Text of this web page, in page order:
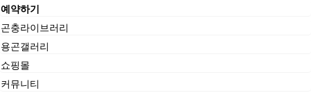
예약하기
곤충라이브러리
용곤갤러리
쇼핑몰
커뮤니티